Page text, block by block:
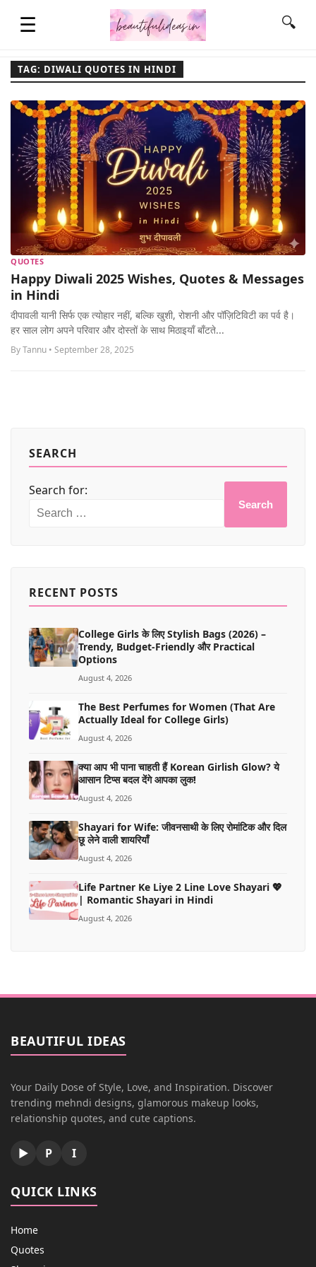
☰
QUOTES
LIFESTYLE
FASHION & STYLE
CONTACT NAME IDEAS
MORE
🔍
TAG: DIWALI QUOTES IN HINDI
QUOTES
Happy Diwali 2025 Wishes, Quotes & Messages
in Hindi
दीपावली यानी सिर्फ एक त्योहार नहीं, बल्कि खुशी, रोशनी और पॉज़िटिविटी का पर्व है।
हर साल लोग अपने परिवार और दोस्तों के साथ मिठाइयाँ बाँटते...
By Tannu • September 28, 2025
SEARCH
Search for:
Search
RECENT POSTS
College Girls के लिए Stylish Bags (2026) –
Trendy, Budget-Friendly और Practical
Options
August 4, 2026
The Best Perfumes for Women (That Are
Actually Ideal for College Girls)
August 4, 2026
क्या आप भी पाना चाहती हैं Korean Girlish Glow? ये
आसान टिप्स बदल देंगे आपका लुक!
August 4, 2026
Shayari for Wife: जीवनसाथी के लिए रोमांटिक और दिल
छू लेने वाली शायरियाँ
August 4, 2026
Life Partner Ke Liye 2 Line Love Shayari 💖
| Romantic Shayari in Hindi
August 4, 2026
BEAUTIFUL IDEAS
Your Daily Dose of Style, Love, and Inspiration. Discover
trending mehndi designs, glamorous makeup looks,
relationship quotes, and cute captions.
▶ P I
QUICK LINKS
Home
Quotes